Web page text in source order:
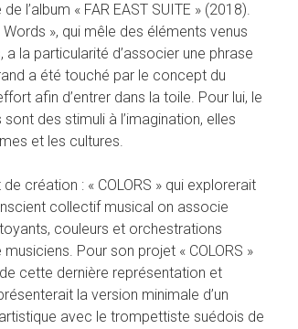
l’album « FAR EAST SUITE » (2018).
», qui mêle des éléments venus
la particularité d’associer une phrase
a été touché par le concept du
afin d’entrer dans la toile. Pour lui, le
des stimuli à l’imagination, elles
et les cultures.
création : « COLORS » qui explorerait
collectif musical on associe
couleurs et orchestrations
Pour son projet « COLORS »
cette dernière représentation et
la version minimale d’un
avec le trompettiste suédois de